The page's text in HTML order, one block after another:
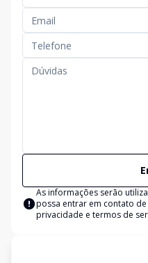
As informações serão
possa entrar em contato
privacidade e termos de